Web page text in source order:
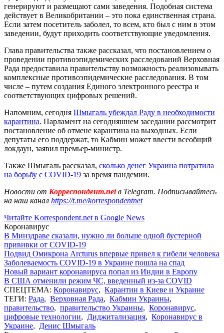
генерируют и размещают сами заведения. Подобная система
действует в Великобритании – это пока единственная страна.
Если затем посетитель заболел, то всем, кто был с ним в этом
заведении, будут приходить соответствующие уведомления.
Глава правительства также рассказал, что постановлением о
проведении противоэпидемических расследований Верховная
Рада предоставила правительству возможность реализовывать
комплексные противоэпидемические расследования. В том
числе – путем создания Единого электронного реестра и
соответствующих цифровых решений.
Напомним, сегодня Шмыгаль убеждал Раду в необходимости
карантина. Парламент на сегодняшнем заседании рассмотрит
постановление об отмене карантина на выходных. Если
депутаты его поддержат, то Кабмин может ввести всеобщий
локдаун, заявил премьер-министр.
Также Шмыгаль рассказал, сколько денег Украина потратила
на борьбу с COVID-19 за время пандемии.
Новости от Корреспондент.netв Telegram. Подписывайтесь
на наш канал https://t.me/korrespondentnet
Читайте Korrespondent.net в Google News
Коронавирус
В Минздраве сказали, нужно ли больше одной бустерной
прививки от COVID-19
Подвид Омикрона Arcturus впервые привел к гибели человека
Заболеваемость COVID-19 в Украине пошла на спад
Новый вариант коронавируса попал из Индии в Европу
В США отменили режим ЧС, введенный из-за COVID
СПЕЦТЕМА: Коронавирус, Карантин в Киеве и Украине
ТЕГИ: Рада, Верховная Рада, Кабмин Украины,
правительство, правительство Украины, Коронавирус,
цифровые технологии, Диджитализация, Коронавирус в
Украине, Денис Шмыгаль